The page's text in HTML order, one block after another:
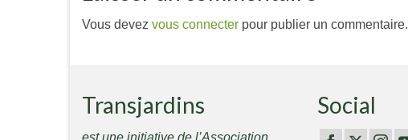
Vous devez vous connecter pour publier un commentaire.
Transjardins Social